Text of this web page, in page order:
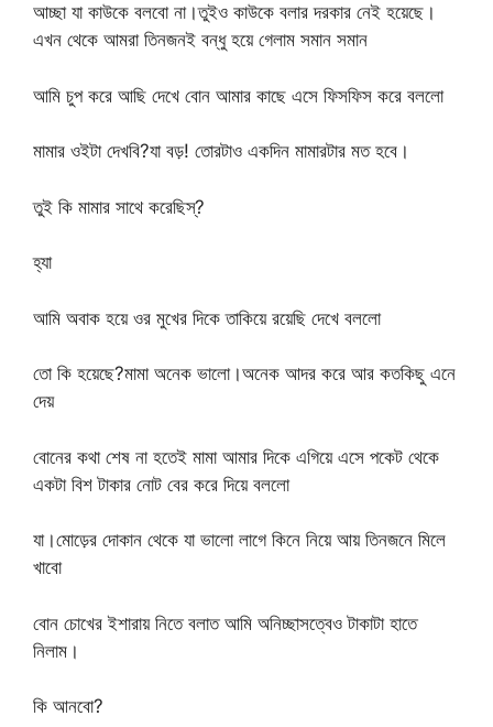
আচ্ছা যা কাউকে বলবো না।তুইও কাউকে বলার দরকার নেই হয়েছে।
এখন থেকে আমরা তিনজনই বন্ধু হয়ে গেলাম সমান সমান
আমি চুপ করে আছি দেখে বোন আমার কাছে এসে ফিসফিস করে বললো
মামার ওইটা দেখবি?যা বড়! তোরটাও একদিন মামারটার মত হবে।
তুই কি মামার সাথে করেছিস্?
হ্যা
আমি অবাক হয়ে ওর মুখের দিকে তাকিয়ে রয়েছি দেখে বললো
তো কি হয়েছে?মামা অনেক ভালো।অনেক আদর করে আর কতকিছু এনে
দেয়
বোনের কথা শেষ না হতেই মামা আমার দিকে এগিয়ে এসে পকেট থেকে
একটা বিশ টাকার নোট বের করে দিয়ে বললো
যা।মোড়ের দোকান থেকে যা ভালো লাগে কিনে নিয়ে আয় তিনজনে মিলে
খাবো
বোন চোখের ইশারায় নিতে বলাত আমি অনিচ্ছাসত্বেও টাকাটা হাতে
নিলাম।
কি আনবো?